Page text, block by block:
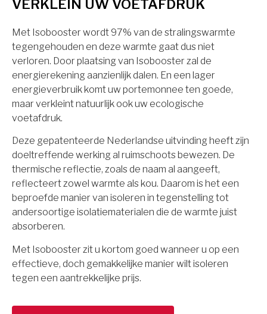
VERKLEIN UW VOETAFDRUK
Met Isobooster wordt 97% van de stralingswarmte
tegengehouden en deze warmte gaat dus niet
verloren. Door plaatsing van Isobooster zal de
energierekening aanzienlijk dalen. En een lager
energieverbruik komt uw portemonnee ten goede,
maar verkleint natuurlijk ook uw ecologische
voetafdruk.
Deze gepatenteerde Nederlandse uitvinding heeft zijn
doeltreffende werking al ruimschoots bewezen. De
thermische reflectie, zoals de naam al aangeeft,
reflecteert zowel warmte als kou. Daarom is het een
beproefde manier van isoleren in tegenstelling tot
andersoortige isolatiematerialen die de warmte juist
absorberen.
Met Isobooster zit u kortom goed wanneer u op een
effectieve, doch gemakkelijke manier wilt isoleren
tegen een aantrekkelijke prijs.